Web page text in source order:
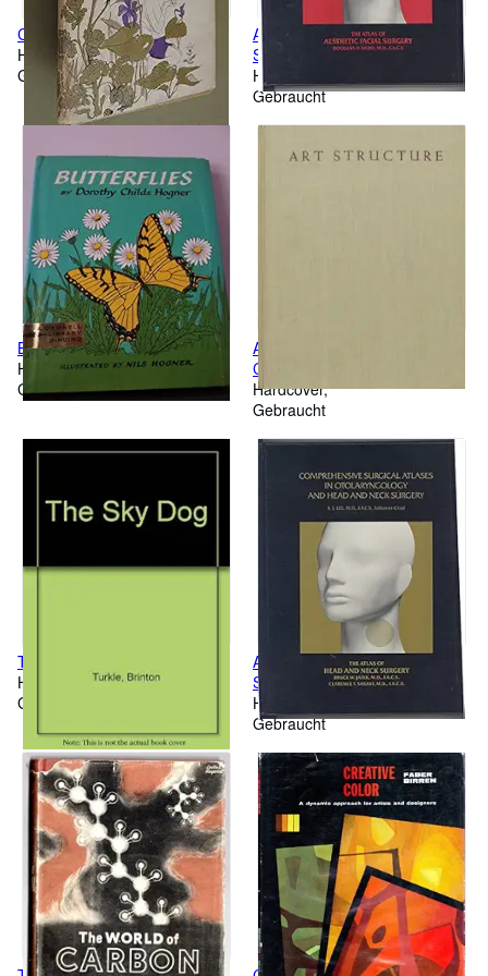
Cinnamon Seed
Hardcover
Gebraucht
Atlas of Aesthetic Facial
Surgery
Hardcover
Gebraucht
Butterflies
Hardcover
Gebraucht
Art Structure: a Textbook of
Creative Design
Hardcover
Gebraucht
The Sky Dog
Hardcover
Gebraucht
Atlas of Head and Neck
Surgery
Hardcover
Gebraucht